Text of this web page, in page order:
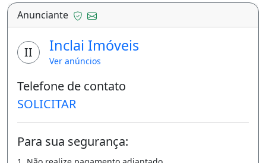
amplo quarto, WC, cozinha e varanda.
Forro de PVC e cerâmica.
- Poço artesiano com caixa de 10.000L, mais
5.500 litros interno.
- Mini poço artesiano e caixa de 1.000L para
irrigação.
- Canil enorme e coberto.
Anunciante
II Inclai Imóveis
Ver anúncios
Telefone de contato
SOLICITAR
Para sua segurança: